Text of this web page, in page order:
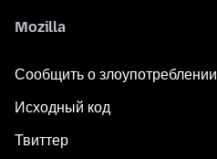
Mozilla
Сообщить о
Исходный код
Твиттер